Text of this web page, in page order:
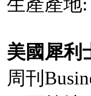
美國犀利
周刊